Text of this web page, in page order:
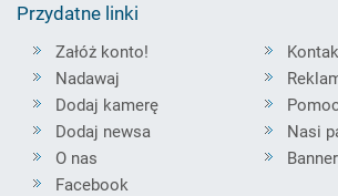
Przydatne linki
Załóż konto!
Nadawaj
Dodaj kamerę
Dodaj newsa
O nas
Nasi
Facebook